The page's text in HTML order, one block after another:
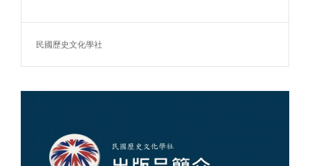
歷
化
之
TAGS
民國歷史文化學社